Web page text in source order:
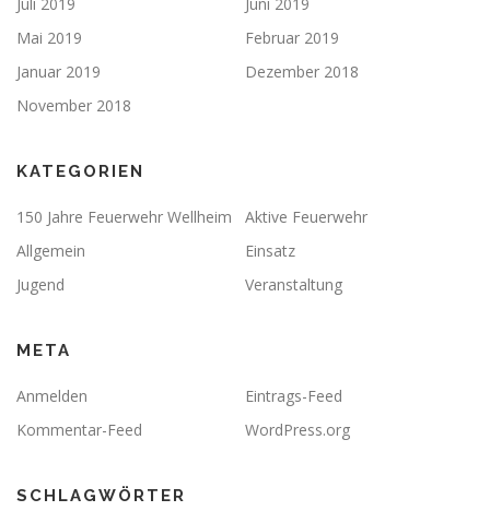
Mai 2019
Februar 2019
Januar 2019
Dezember 2018
November 2018
KATEGORIEN
150 Jahre Feuerwehr Wellheim
Aktive Feuerwehr
Allgemein
Einsatz
Jugend
Veranstaltung
META
Anmelden
Eintrags-Feed
Kommentar-Feed
WordPress.org
SCHLAGWÖRTER